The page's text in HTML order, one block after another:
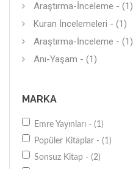
Araştırma-İnceleme - (1)
Kuran İncelemeleri - (1)
Araştırma-İnceleme - (1)
Anı-Yaşam - (1)
MARKA
Emre Yayınları - (1)
Popüler Kitaplar - (1)
Sonsuz Kitap - (2)